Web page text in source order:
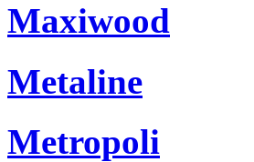
Maxiwood
Metaline
Metropoli